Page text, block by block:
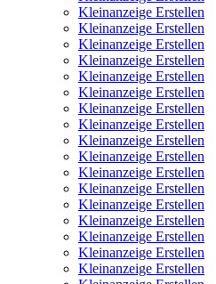
Kleinanzeige Erstellen
Kleinanzeige Erstellen
Kleinanzeige Erstellen
Kleinanzeige Erstellen
Kleinanzeige Erstellen
Kleinanzeige Erstellen
Kleinanzeige Erstellen
Kleinanzeige Erstellen
Kleinanzeige Erstellen
Kleinanzeige Erstellen
Kleinanzeige Erstellen
Kleinanzeige Erstellen
Kleinanzeige Erstellen
Kleinanzeige Erstellen
Kleinanzeige Erstellen
Kleinanzeige Erstellen
Kleinanzeige Erstellen